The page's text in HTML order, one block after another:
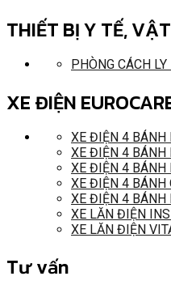
THIẾT BỊ Y TẾ,
PHÒNG CÁCH
XE ĐIỆN
XE ĐIỆN 4 BÁNH
XE ĐIỆN 4 BÁNH
XE ĐIỆN 4 BÁNH
XE ĐIỆN 4 BÁNH
XE ĐIỆN 4 BÁNH
XE LĂN ĐIỆN
XE LĂN ĐIỆN
Tư vấn